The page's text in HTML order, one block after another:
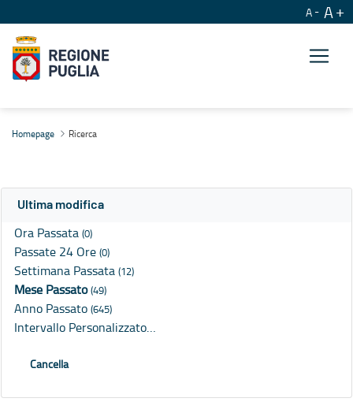
A A
Homepage Ricerca
Ultima modifica
Ora Passata (0)
Passate 24 Ore (0)
Settimana Passata (12)
Mese Passato(49)
Anno Passato (645)
Intervallo Personalizzato…
Cancella